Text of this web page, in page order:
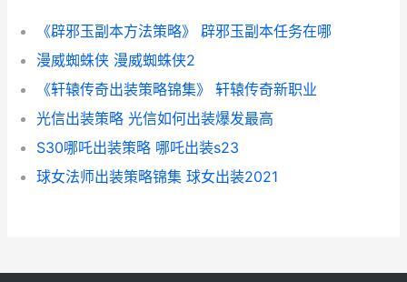
《辟邪玉副本方法策略》 辟邪玉副本任务在哪
漫威蜘蛛侠 漫威蜘蛛侠2
《轩辕传奇出装策略锦集》 轩辕传奇新职业
光信出装策略 光信如何出装爆发最高
S30哪吒出装策略 哪吒出装s23
球女法师出装策略锦集 球女出装2021